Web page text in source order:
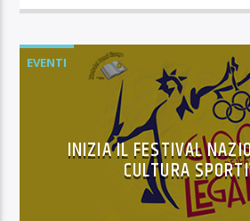
EVENTI
INIZIA IL FESTIVAL
CULTURA